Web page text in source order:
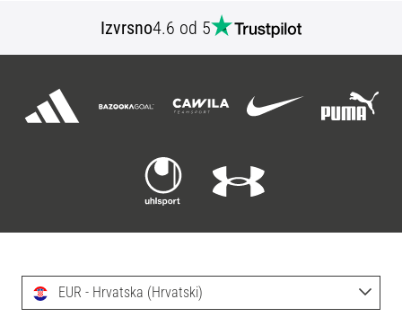
Izvrsno4.6 od 5
EUR - Hrvatska (Hrvatski)